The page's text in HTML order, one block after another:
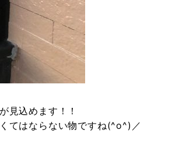
見込めます！！
てはならない物ですね(^o^)／